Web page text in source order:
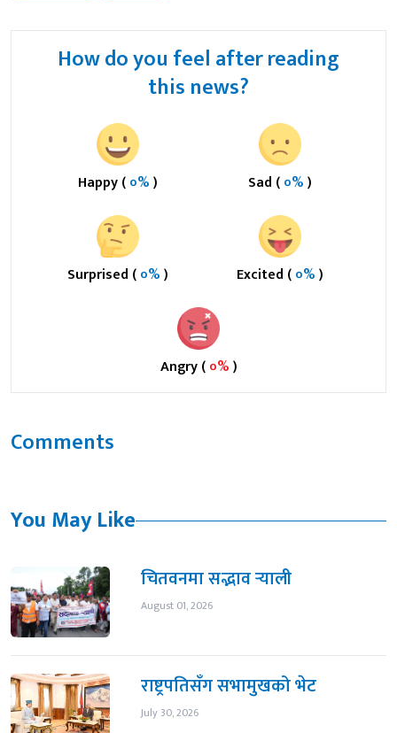
How do you feel after reading
this news?
Happy (०%) Sad (०%)
Surprised (०%) Excited (०%)
Angry (०%)
Comments
You May Like
चितवनमा सद्भाव र्‍याली
August 01, 2026
राष्ट्रपतिसँग सभामुखको भेट
July 30, 2026